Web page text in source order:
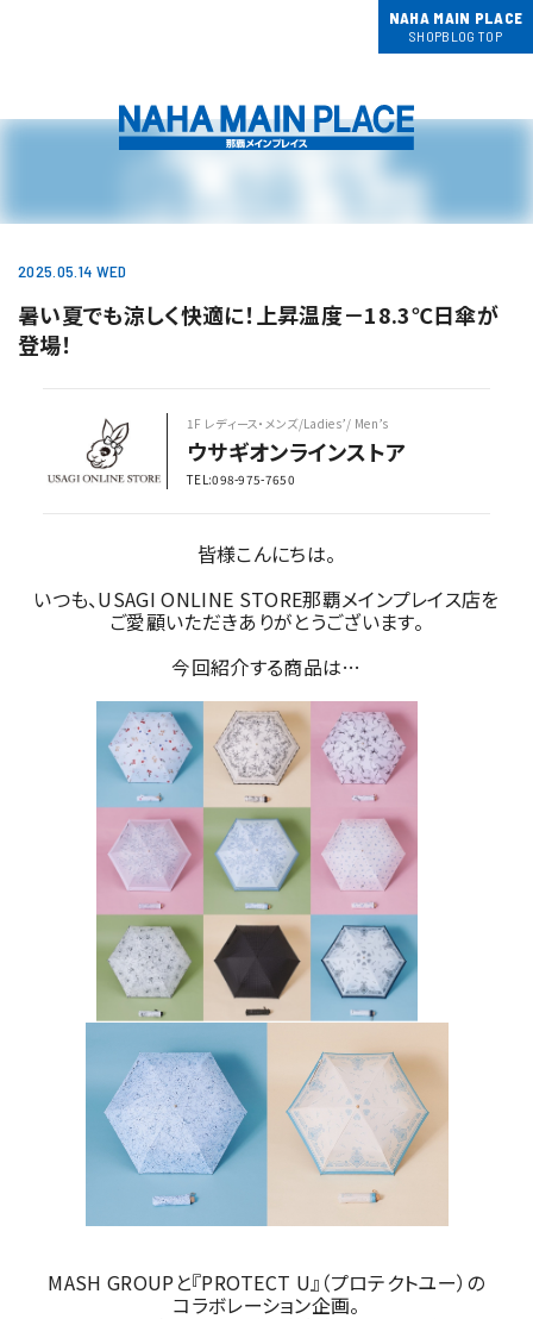
NAHA MAIN PLACE
SHOPBLOG TOP
2025.05.14 WED
暑い夏でも涼しく快適に！上昇温度－18.3℃日傘が
登場！
1F レディース・メンズ/Ladies’/ Men’s
ウサギオンラインストア
TEL:098-975-7650
皆様こんにちは。
いつも、USAGI ONLINE STORE那覇メインプレイス店を
ご愛顧いただきありがとうございます。
今回紹介する商品は…
MASH GROUPと『PROTECT U』（プロテクトユー）の
コラボレーション企画。